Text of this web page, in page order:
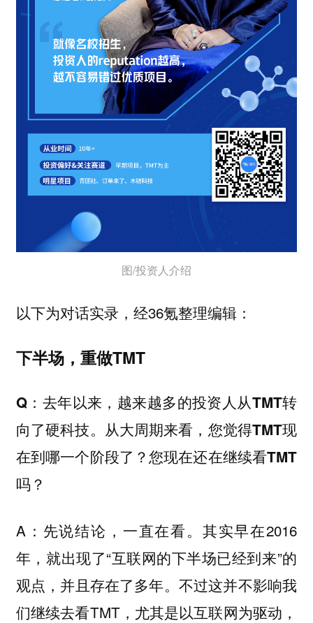
图/投资人介绍
以下为对话实录，经36氪整理编辑：
下半场，重做TMT
Q：去年以来，越来越多的投资人从TMT转
向了硬科技。从大周期来看，您觉得TMT现
在到哪一个阶段了？您现在还在继续看TMT
吗？
A：先说结论，一直在看。其实早在2016
年，就出现了“互联网的下半场已经到来”的
观点，并且存在了多年。不过这并不影响我
们继续去看TMT，尤其是以互联网为驱动，